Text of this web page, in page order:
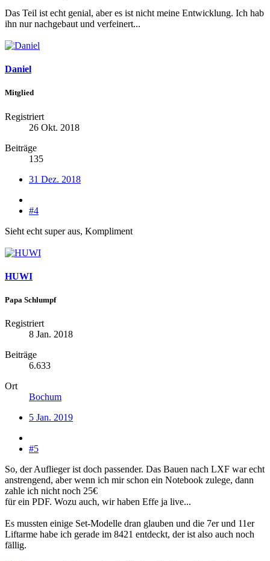
Das Teil ist echt genial, aber es ist nicht meine Entwicklung. Ich hab
ihn nur nachgebaut und verfeinert...
Daniel
Mitglied
Registriert
26 Okt. 2018
Beiträge
135
31 Dez. 2018
#4
Sieht echt super aus, Kompliment
HUWI
Papa Schlumpf
Registriert
8 Jan. 2018
Beiträge
6.633
Ort
Bochum
5 Jan. 2019
#5
So, der Auflieger ist doch passender. Das Bauen nach LXF war echt
anstrengend, aber wenn ich mir schon ein Notebook zulege, dann
zahle ich nicht noch 25€
für ein PDF. Wozu auch, wir haben Effe ja live...
Es mussten einige Set-Modelle dran glauben und die 7er und 11er
Liftarme habe ich gerade im 8421 entdeckt, der ist also auch noch
fällig.